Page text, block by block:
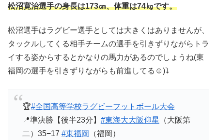
松沼寛治選手の身長は173㎝、体重は74㎏です。
松沼選手はラグビー選手としては大きくはありませんが、
タックルしてくる相手チームの選手を引きずりながらトラ
イする姿からするとかなりの馬力があるのでしょうね(東
福岡の選手を引きずりながらも前進してる☺)⤵
🏆#全国高等学校ラグビーフットボール大会
📍準決勝【後半23分】 #東海大大阪仰星
（大阪第
二）35−17 #東福岡 （福岡）